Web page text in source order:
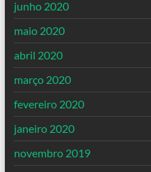
junho 2020
maio 2020
abril 2020
março 2020
fevereiro 2020
janeiro 2020
novembro 2019